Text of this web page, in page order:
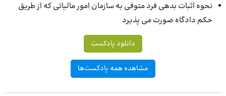
نحوه اثبات بدهی فرد متوفی به سازمان امور مالیاتی که از طریق
حکم دادگاه صورت می پذیرد
دانلود پادکست
مشاهده همه پادکست‌ها